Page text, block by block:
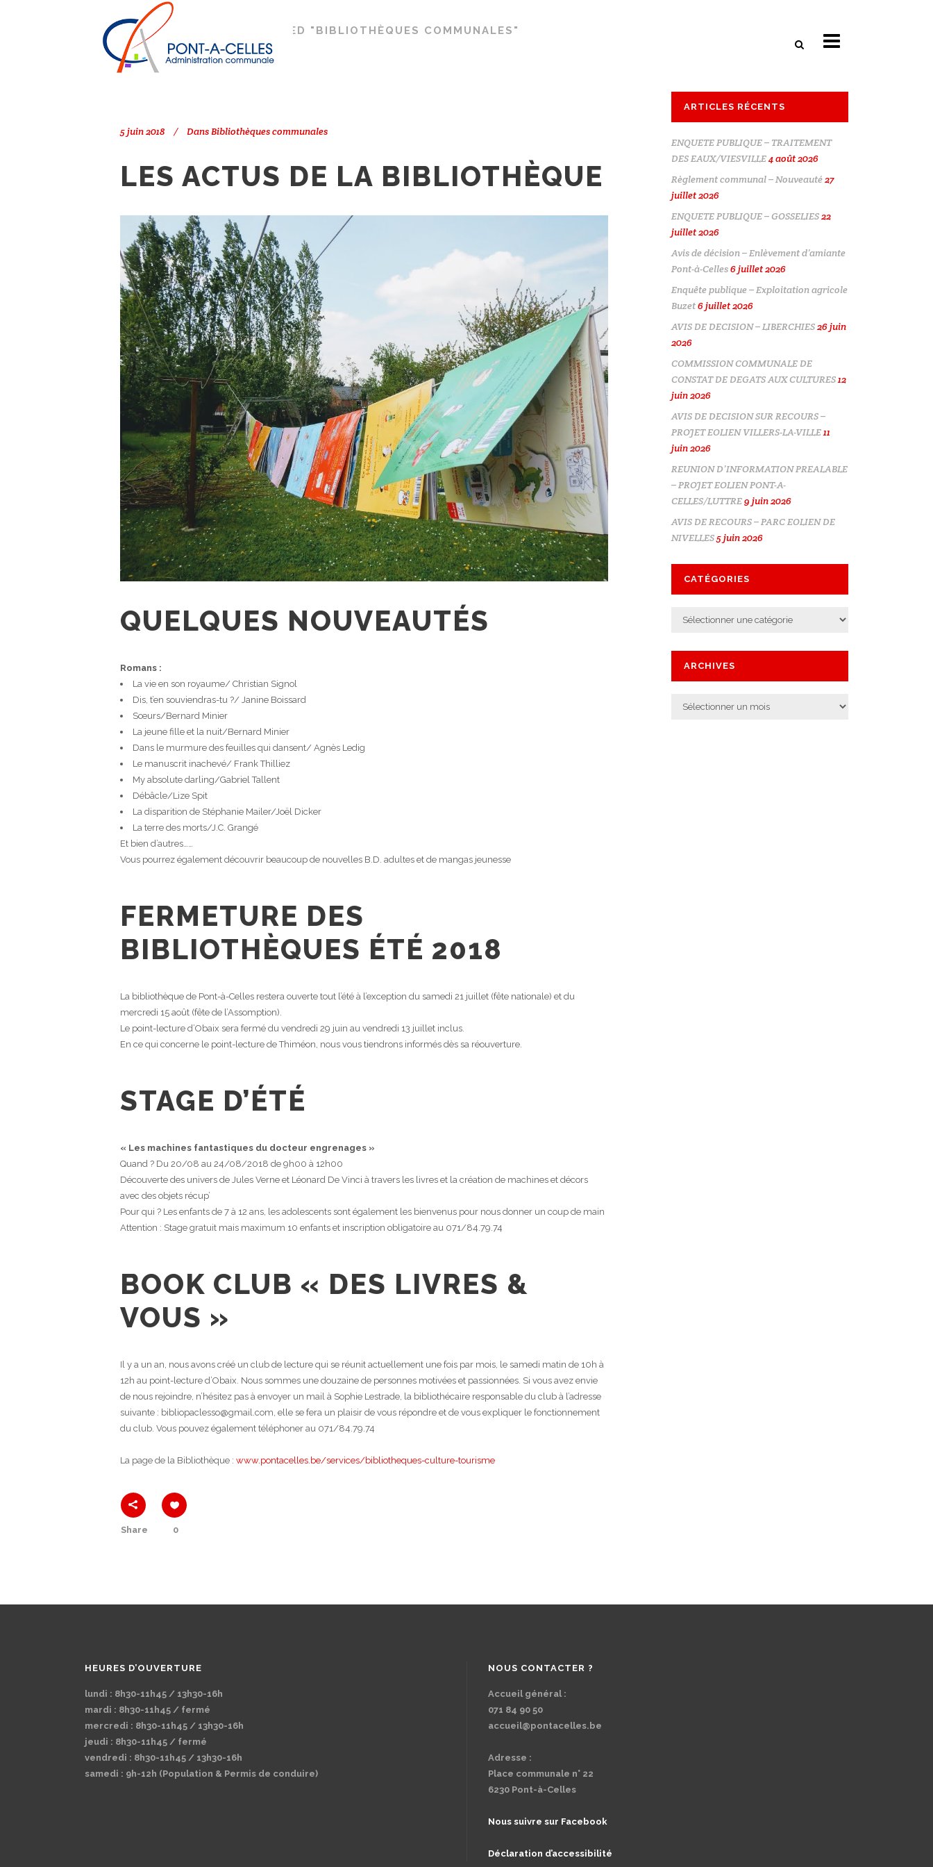
PONT-À-CELLES POSTS TAGGED "BIBLIOTHÈQUES COMMUNALES"
5 juin 2018 Dans Bibliothèques communales
LES ACTUS DE LA BIBLIOTHÈQUE
QUELQUES NOUVEAUTÉS
Romans :
La vie en son royaume/ Christian Signol
Dis, t’en souviendras-tu ?/ Janine Boissard
Sœurs/Bernard Minier
La jeune fille et la nuit/Bernard Minier
Dans le murmure des feuilles qui dansent/ Agnès Ledig
Le manuscrit inachevé/ Frank Thilliez
My absolute darling/Gabriel Tallent
Débâcle/Lize Spit
La disparition de Stéphanie Mailer/Joël Dicker
La terre des morts/J.C. Grangé
Et bien d’autres……
Vous pourrez également découvrir beaucoup de nouvelles B.D. adultes et de mangas jeunesse
FERMETURE DES
BIBLIOTHÈQUES ÉTÉ 2018
La bibliothèque de Pont-à-Celles restera ouverte tout l’été à l’exception du samedi 21 juillet (fête nationale) et du
mercredi 15 août (fête de l’Assomption).
Le point-lecture d’Obaix sera fermé du vendredi 29 juin au vendredi 13 juillet inclus.
En ce qui concerne le point-lecture de Thiméon, nous vous tiendrons informés dès sa réouverture.
STAGE D’ÉTÉ
« Les machines fantastiques du docteur engrenages »
Quand ? Du 20/08 au 24/08/2018 de 9h00 à 12h00
Découverte des univers de Jules Verne et Léonard De Vinci à travers les livres et la création de machines et décors
avec des objets récup’
Pour qui ? Les enfants de 7 à 12 ans, les adolescents sont également les bienvenus pour nous donner un coup de main
Attention : Stage gratuit mais maximum 10 enfants et inscription obligatoire au 071/84.79.74
BOOK CLUB « DES LIVRES &
VOUS »
Il y a un an, nous avons créé un club de lecture qui se réunit actuellement une fois par mois, le samedi matin de 10h à
12h au point-lecture d’Obaix. Nous sommes une douzaine de personnes motivées et passionnées. Si vous avez envie
de nous rejoindre, n’hésitez pas à envoyer un mail à Sophie Lestrade, la bibliothécaire responsable du club à l’adresse
suivante : bibliopaclesso@gmail.com, elle se fera un plaisir de vous répondre et de vous expliquer le fonctionnement
du club. Vous pouvez également téléphoner au 071/84.79.74
La page de la Bibliothèque : www.pontacelles.be/services/bibliotheques-culture-tourisme
Share 0
ARTICLES RÉCENTS
ENQUETE PUBLIQUE – TRAITEMENT
DES EAUX/VIESVILLE4 août 2026
Règlement communal – Nouveauté27
juillet 2026
ENQUETE PUBLIQUE – GOSSELIES22
juillet 2026
Avis de décision – Enlèvement d’amiante
Pont-à-Celles6 juillet 2026
Enquête publique – Exploitation agricole
Buzet6 juillet 2026
AVIS DE DECISION – LIBERCHIES26 juin
2026
COMMISSION COMMUNALE DE
CONSTAT DE DEGATS AUX CULTURES12
juin 2026
AVIS DE DECISION SUR RECOURS –
PROJET EOLIEN VILLERS-LA-VILLE11
juin 2026
REUNION D’INFORMATION PREALABLE
– PROJET EOLIEN PONT-A-
CELLES/LUTTRE9 juin 2026
AVIS DE RECOURS – PARC EOLIEN DE
NIVELLES5 juin 2026
CATÉGORIES
Catégories
ARCHIVES
Archives
HEURES D’OUVERTURE
lundi : 8h30-11h45 / 13h30-16h
mardi : 8h30-11h45 / fermé
mercredi : 8h30-11h45 / 13h30-16h
jeudi : 8h30-11h45 / fermé
vendredi : 8h30-11h45 / 13h30-16h
samedi : 9h-12h (Population & Permis de conduire)
NOUS CONTACTER ?
Accueil général :
071 84 90 50
accueil@pontacelles.be
Adresse :
Place communale n° 22
6230 Pont-à-Celles
Nous suivre sur Facebook
Déclaration d’accessibilité